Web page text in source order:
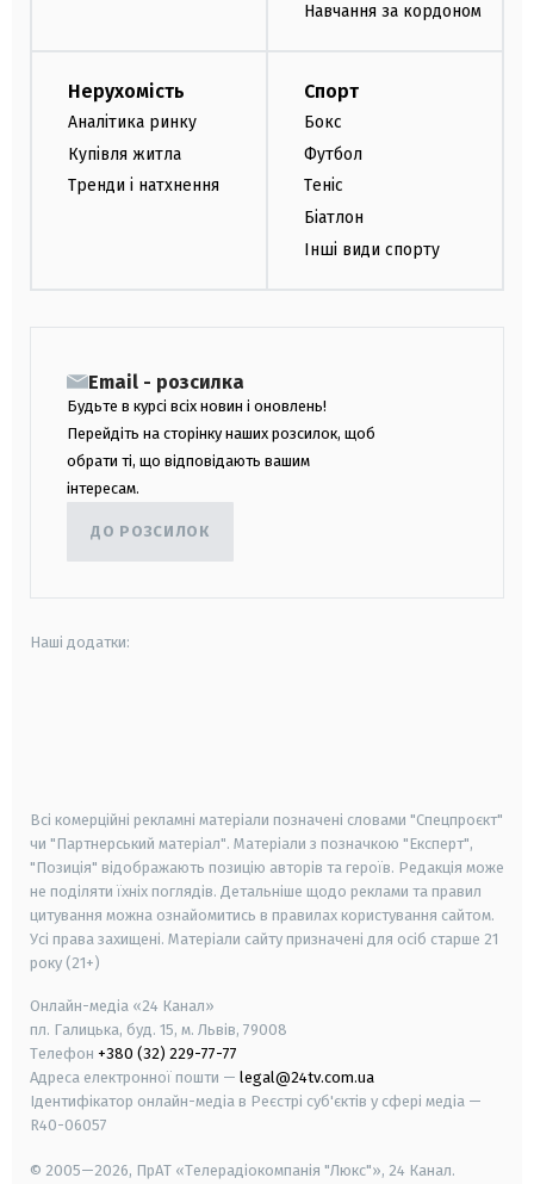
Навчання за кордоном
Нерухомість
Аналітика ринку
Купівля житла
Тренди і натхнення
Спорт
Бокс
Футбол
Теніс
Біатлон
Інші види спорту
Email - розсилка
Будьте в курсі всіх новин і оновлень!
Перейдіть на сторінку наших розсилок, щоб
обрати ті, що відповідають вашим
інтересам.
ДО РОЗСИЛОК
Наші додатки:
Всі комерційні рекламні матеріали позначені словами "Спецпроєкт"
чи "Партнерський матеріал". Матеріали з позначкою "Експерт",
"Позиція" відображають позицію авторів та героїв. Редакція може
не поділяти їхніх поглядів. Детальніше щодо реклами та правил
цитування можна ознайомитись в правилах користування сайтом.
Усі права захищені. Матеріали сайту призначені для осіб старше 21
року (21+)
Онлайн-медіа «24 Канал»
пл. Галицька, буд. 15, м. Львів, 79008
Телефон +380 (32) 229-77-77
Адреса електронної пошти — legal@24tv.com.ua
Ідентифікатор онлайн-медіа в Реєстрі суб'єктів у сфері медіа —
R40-06057
© 2005—2026, ПрАТ «Телерадіокомпанія "Люкс"», 24 Канал.